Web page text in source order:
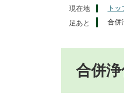
現在地 ト
合併
合併